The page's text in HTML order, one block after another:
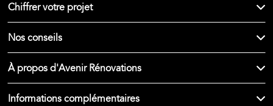
Chiffrer votre projet
Nos conseils
À propos d'Avenir Rénovations
Informations complémentaires